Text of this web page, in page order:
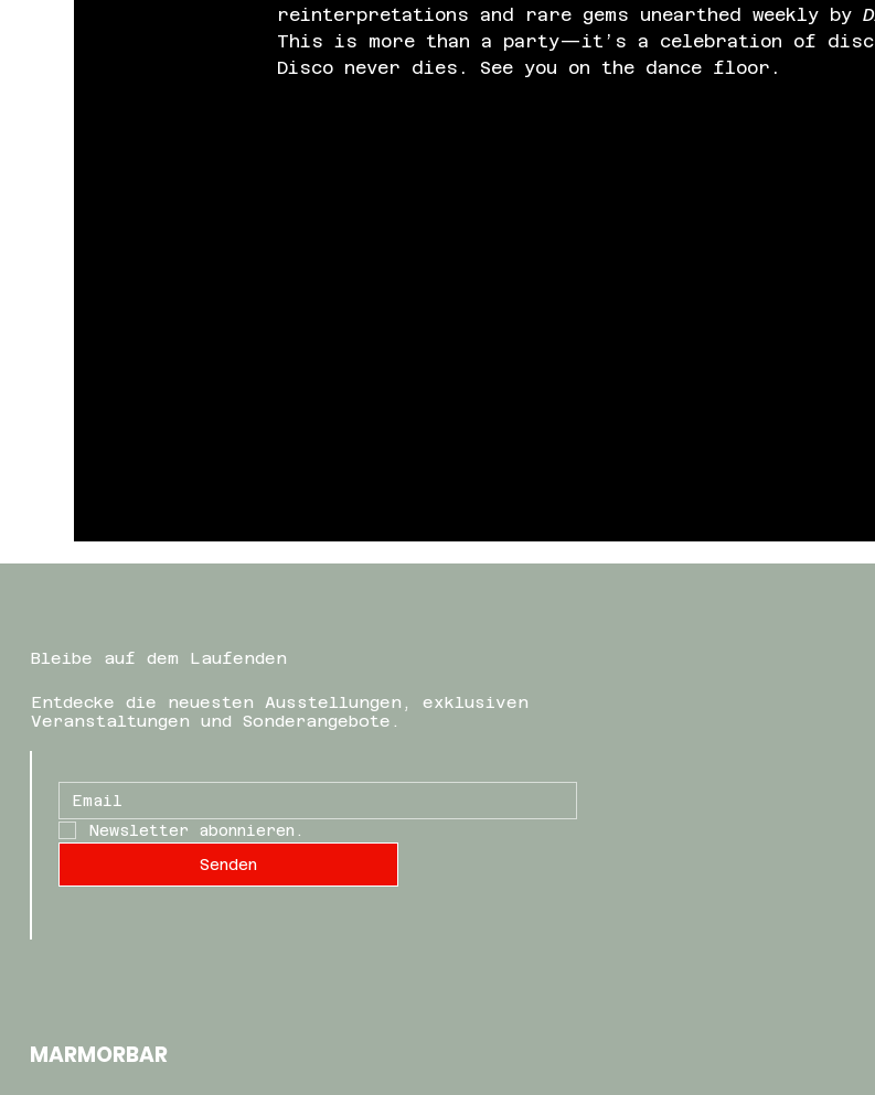
reinterpretations and rare gems unearthed weekly by
This is more than a party—it’s a celebration of
Disco never dies. See you on the dance floor.
Bleibe auf dem Laufenden
Entdecke die neuesten Ausstellungen, exklusiven
Veranstaltungen und Sonderangebote.
Newsletter abonnieren.
Senden
MARMORBAR